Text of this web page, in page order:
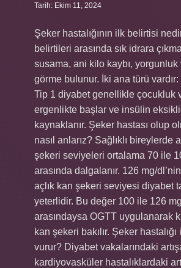
Tarih: Ekim 11, 2024
Şeker hastalığının ilk belirtisi
belirtileri arasında sık idrara
susama, ani kilo kaybı, yorgunluk
görme bulunur. İki ana türü
Tip 1 diyabet genellikle çocukluk
ergenlikte başlar ve insülin
kaynaklanır. Şeker hastası olup
nasıl anlarız? Sağlıklı bireylerde
şekeri seviyeleri ortalama 70 ile
arasında dalgalanır. 126 mg/
açlık kan şekeri seviyesi diyabet
yeterlidir. Bu değer 100 ile 126
arasındaysa OGTT uygulanarak
kan şekeri bakılır. Şeker
vurur? Diyabet vakalarındaki
kardiyovasküler hastalıklardaki